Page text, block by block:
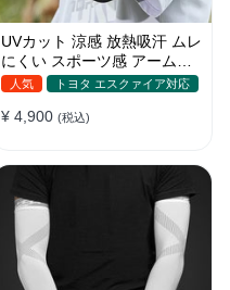
UVカット 涼感 放熱吸汗 ムレ
にくい スポーツ感 アームカ
バー 男女汎用
人気 トヨタ エスクァイア対応
¥ 4,900 (税込)